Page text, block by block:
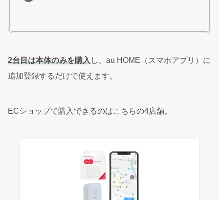
2台目は本体のみを購入し、au HOME（スマホアプリ）に
追加登録するだけで使えます。
ECショップで購入できるのはこちらの4店舗。